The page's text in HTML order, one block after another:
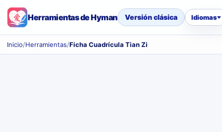
Herramientas de Hyman Versión clásica Idiomas
Inicio/Herramientas/Ficha Cuadrícula Tian Zi